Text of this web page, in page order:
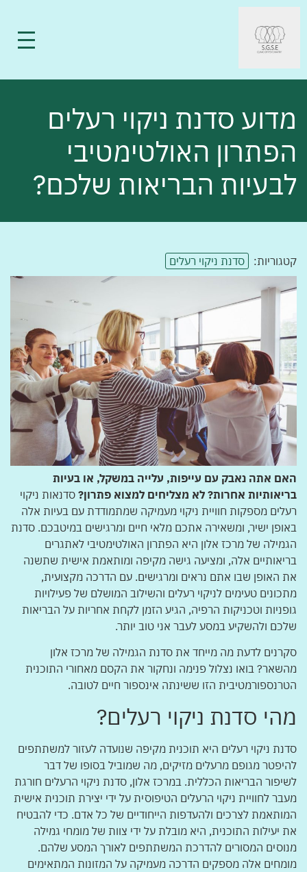
מדוע סדנת ניקוי רעלים
הפתרון האולטימטיבי
לבעיות הבריאות שלכם?
קטגוריות: סדנת ניקוי רעלים
האם אתה נאבק עם עייפות, עלייה במשקל, או בעיות
בריאותיות אחרות? לא מצליחים למצוא פתרון? סדנאות ניקוי
רעלים מספקות חוויית ניקוי מעמיקה שמתמודדת עם בעיות אלה
באופן ישיר, ומשאירה אתכם מלאי חיים ומרגישים במיטבכם. סדנת
הגמילה של מרכז אלון היא הפתרון האולטימטיבי לאתגרים
בריאותיים אלה, ומציעה גישה מקיפה ומותאמת אישית שתשנה
את האופן שבו אתם נראים ומרגישים. עם הדרכה מקצועית,
מתכונים טעימים לניקוי רעלים והשילוב המושלם של פעילויות
גופניות וטכניקות הרפיה, הגיע הזמן לקחת אחריות על הבריאות
שלכם ולהשקיע במסע לעבר אני טוב יותר.
סקרנים לדעת מה מייחד את סדנת הגמילה של מרכז אלון
מהשאר? בואו נצלול פנימה ונחקור את הקסם מאחורי התוכנית
הטרנספורמטיבית הזו ששינתה אינספור חיים לטובה.
מהי סדנת ניקוי רעלים?
סדנת ניקוי רעלים היא תוכנית מקיפה שנועדה לעזור למשתתפים
להיפטר מגופם מרעלים מזיקים, מה שמוביל בסופו של דבר
לשיפור הבריאות הכללית. במרכז אלון, סדנת ניקוי הרעלים חורגת
מעבר לחוויית ניקוי הרעלים הטיפוסית על ידי יצירת תוכנית אישית
המותאמת לצרכים ולהעדפות הייחודיים של כל אדם. כדי להבטיח
את יעילות התוכנית, היא מובלת על ידי צוות של מומחי גמילה
מנוסים המסורים להדרכת המשתתפים לאורך המסע שלהם.
מומחים אלה מספקים הדרכה מעמיקה על המזונות המתאימים